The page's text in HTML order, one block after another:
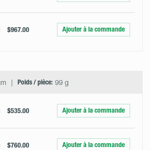
$967.00 Ajouter à la commande
Poids / pièce: 99 g
$535.00 Ajouter à la commande
$760.00 Ajouter à la commande